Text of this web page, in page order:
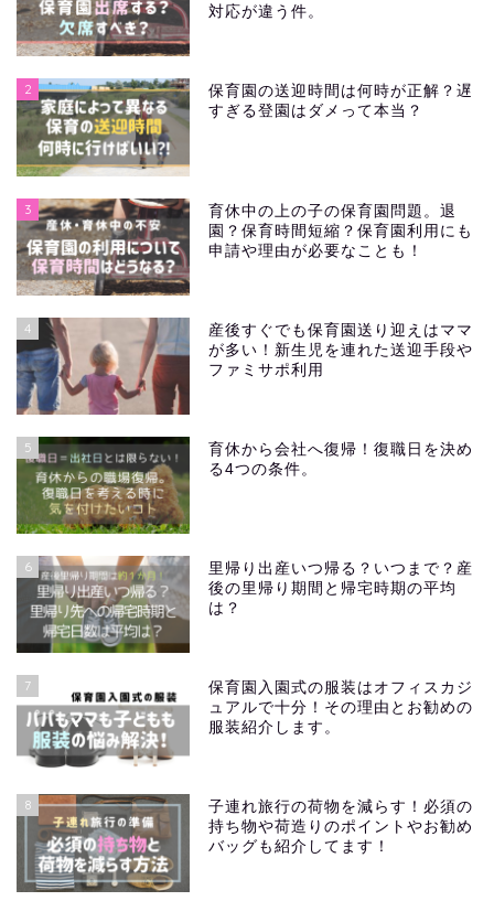
対応が違う件。
2
保育園の送迎時間は何時が正解？遅
すぎる登園はダメって本当？
3
育休中の上の子の保育園問題。退
園？保育時間短縮？保育園利用にも
申請や理由が必要なことも！
4
産後すぐでも保育園送り迎えはママ
が多い！新生児を連れた送迎手段や
ファミサポ利用
5
育休から会社へ復帰！復職日を決め
る4つの条件。
6
里帰り出産いつ帰る？いつまで？産
後の里帰り期間と帰宅時期の平均
は？
7
保育園入園式の服装はオフィスカジ
ュアルで十分！その理由とお勧めの
服装紹介します。
8
子連れ旅行の荷物を減らす！必須の
持ち物や荷造りのポイントやお勧め
バッグも紹介してます！